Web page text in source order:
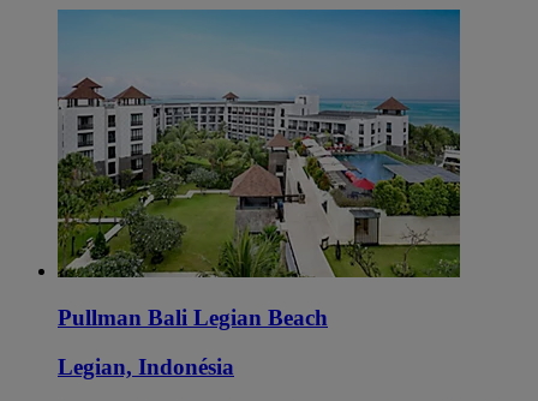
Pullman Bali Legian Beach
Legian, Indonésia